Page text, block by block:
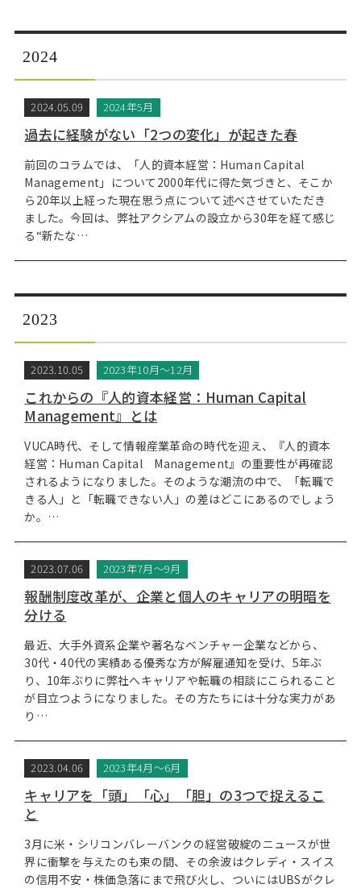
2024
2024.05.09 2024年5月
過去に経験がない「2つの変化」が起きた春
前回のコラムでは、「人的資本経営：Human Capital
Management」について2000年代に得た気づきと、そこか
ら20年以上経った現在思う点について述べさせていただき
ました。今回は、弊社アクシアムの設立から30年を経て感じ
る“新たな…
2023
2023.10.05 2023年10月～12月
これからの『人的資本経営：Human Capital
Management』とは
VUCA時代、そして情報産業革命の時代を迎え、『人的資本
経営：Human Capital Management』の重要性が再確認
されるようになりました。そのような潮流の中で、「転職で
きる人」と「転職できない人」の差はどこにあるのでしょう
か。…
2023.07.06 2023年7月～9月
報酬制度改革が、企業と個人のキャリアの明暗を
分ける
最近、大手外資系企業や著名なベンチャー企業などから、
30代・40代の実績ある優秀な方が解雇通知を受け、5年ぶ
り、10年ぶりに弊社へキャリアや転職の相談にこられること
が目立つようになりました。その方たちには十分な実力があ
り…
2023.04.06 2023年4月～6月
キャリアを「頭」「心」「胆」の3つで捉えるこ
と
3月に米・シリコンバレーバンクの経営破綻のニュースが世
界に衝撃を与えたのも束の間、その余波はクレディ・スイス
の信用不安・株価急落にまで飛び火し、ついにはUBSがクレ